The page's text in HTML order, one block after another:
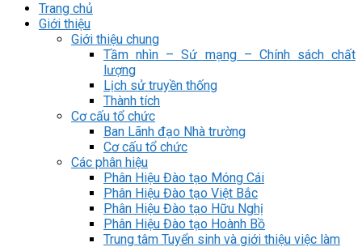
Trang chủ
Giới thiệu
Giới thiệu chung
Tầm nhìn – Sứ mạng – Chính sách chất
lượng
Lịch sử truyền thống
Thành tích
Cơ cấu tổ chức
Ban Lãnh đạo Nhà trường
Cơ cấu tổ chức
Các phân hiệu
Phân Hiệu Đào tạo Móng Cái
Phân Hiệu Đào tạo Việt Bắc
Phân Hiệu Đào tạo Hữu Nghị
Phân Hiệu Đào tạo Hoành Bồ
Trung tâm Tuyển sinh và giới thiệu việc làm